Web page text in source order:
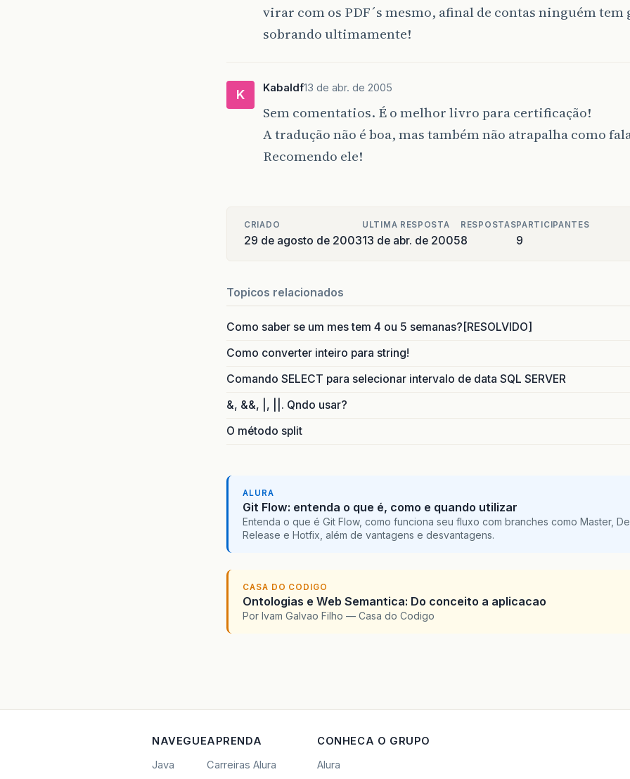
virar com os PDF´s mesmo, afinal de contas ninguém tem
sobrando ultimamente!
K Kabaldf13 de abr. de 2005
Sem comentatios. É o melhor livro para certificação!
A tradução não é boa, mas também não atrapalha como
Recomendo ele!
CRIADO
29 de agosto de 2003
ULTIMA RESPOSTA
13 de abr. de 2005
RESPOSTAS
8
PARTICIPANTES
9
Topicos relacionados
Como saber se um mes tem 4 ou 5 semanas?[RESOLVIDO]
Como converter inteiro para string!
Comando SELECT para selecionar intervalo de data SQL SERVER
&, &&, |, ||. Qndo usar?
O método split
ALURA
Git Flow: entenda o que é, como e quando utilizar
Entenda o que é Git Flow, como funciona seu fluxo com branches como Master,
Release e Hotfix, além de vantagens e desvantagens.
CASA DO CODIGO
Ontologias e Web Semantica: Do conceito a aplicacao
Por Ivam Galvao Filho — Casa do Codigo
NAVEGUE
Java
APRENDA
Carreiras Alura
CONHECA O GRUPO
Alura